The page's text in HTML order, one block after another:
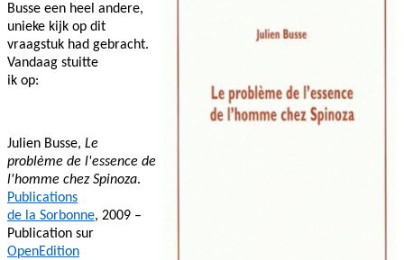
Busse een heel andere,
unieke kijk op dit
vraagstuk had gebracht.
Vandaag stuitte
ik op:
Julien Busse, Le
problème de l'essence de
l'homme chez Spinoza.
Publications
de la Sorbonne, 2009 –
Publication sur
OpenEdition